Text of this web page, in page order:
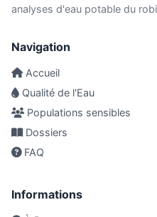
analyses d'eau potable du
Navigation
Accueil
Qualité de l'Eau
Populations sensibles
Dossiers
FAQ
Informations